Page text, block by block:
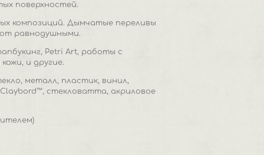
поверхностей.
композиций. Дымчатые переливы
равнодушными.
Petri Art, работы с
и другие.
металл, пластик, винил,
Claybord™, стекловатта, акриловое